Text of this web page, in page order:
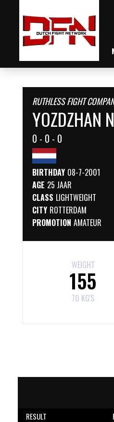
RUTHLESS FIGHT
YOZDZHAN
0 - 0 - 0
BIRTHDAY 08-7-2001
AGE 25 JAAR
CLASS LIGHTWEIGHT
CITY ROTTERDAM
PROMOTION AMATEUR
WEIGHT
155
70 KG'S
RESULT